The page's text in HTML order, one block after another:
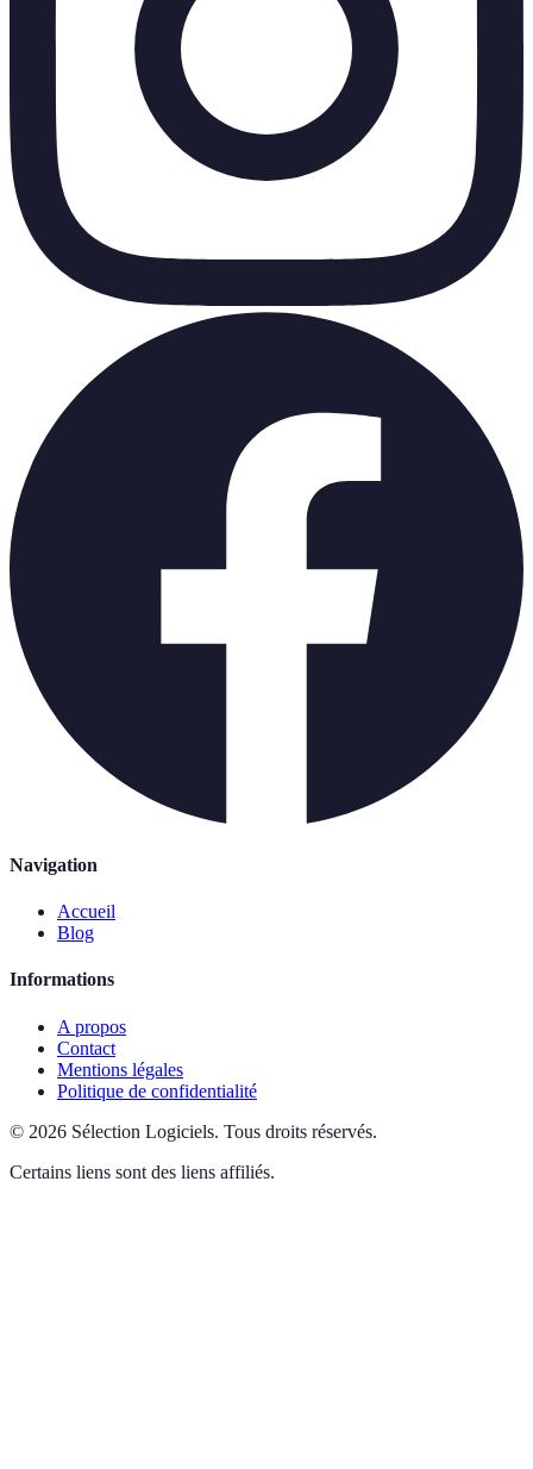
Navigation
Accueil
Blog
Informations
A propos
Contact
Mentions légales
Politique de confidentialité
© 2026 Sélection Logiciels. Tous droits réservés.
Certains liens sont des liens affiliés.